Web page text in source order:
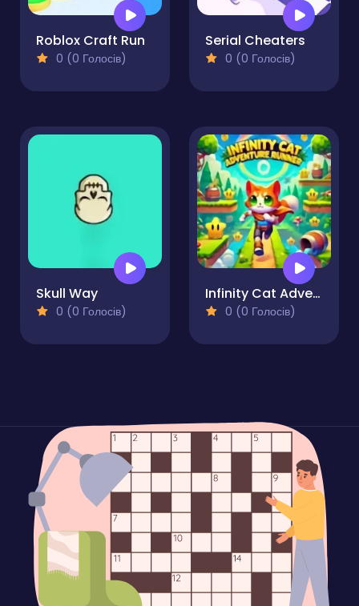
Roblox Craft Run
0 (0 Голосів)
Serial Cheaters
0 (0 Голосів)
Skull Way
0 (0 Голосів)
Infinity Cat Adventure Runner
0 (0 Голосів)